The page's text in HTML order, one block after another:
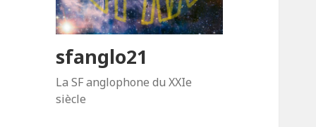
sfanglo21
La SF anglophone du XXIe
siècle